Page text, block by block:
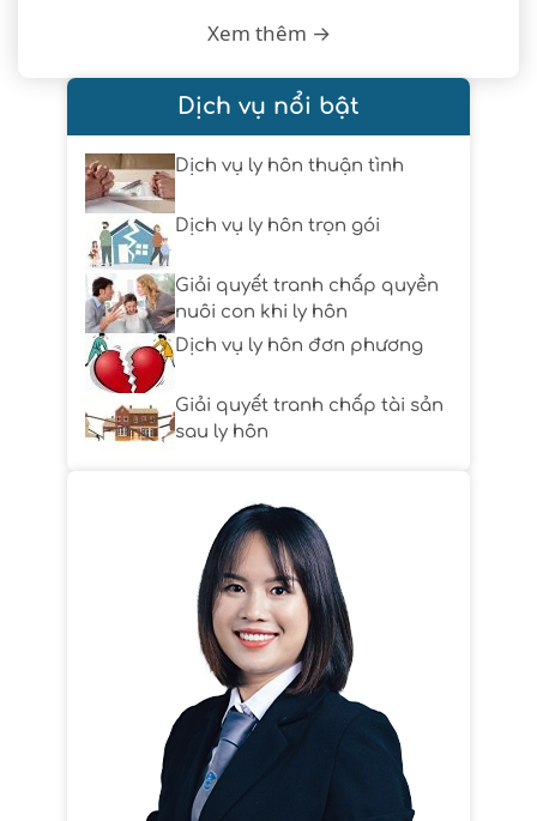
Xem thêm →
Dịch vụ nổi bật
Dịch vụ ly hôn thuận tình
Dịch vụ ly hôn trọn gói
Giải quyết tranh chấp quyền
nuôi con khi ly hôn
Dịch vụ ly hôn đơn phương
Giải quyết tranh chấp tài sản
sau ly hôn